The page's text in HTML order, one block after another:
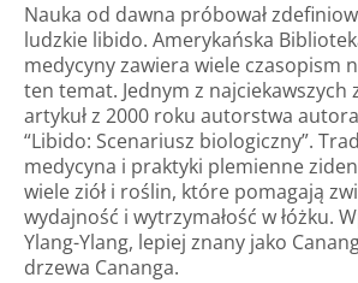
Nauka od dawna próbował
ludzkie libido. Amerykańska
medycyny zawiera wiele czasopism
ten temat. Jednym z najciekawszych
artykuł z 2000 roku autorstwa
“Libido: Scenariusz biologiczny”.
medycyna i praktyki plemienne
wiele ziół i roślin, które pomagają
wydajność i wytrzymałość w łóżku.
Ylang-Ylang, lepiej znany jako
drzewa Cananga.